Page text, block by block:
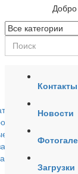
Контакты
Новости
Загрузки